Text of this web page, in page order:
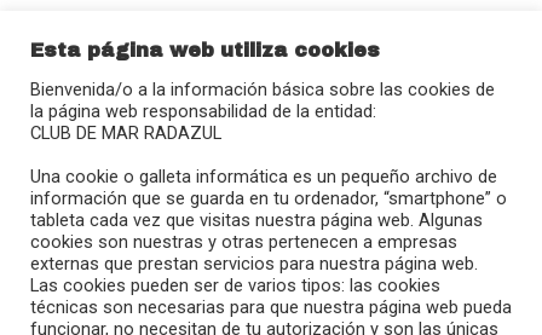
38109 – Radazul (El Rosario)
(+34) 922 680 908
radazul@clubmradazul.com
}
Esta página web utiliza cookies
Bienvenida/o a la información básica sobre las cookies de
la página web responsabilidad de la entidad:
CLUB DE MAR RADAZUL
Una cookie o galleta informática es un pequeño archivo de
información que se guarda en tu ordenador, “smartphone” o
tableta cada vez que visitas nuestra página web. Algunas
cookies son nuestras y otras pertenecen a empresas
externas que prestan servicios para nuestra página web.
Las cookies pueden ser de varios tipos: las cookies
técnicas son necesarias para que nuestra página web pueda
funcionar, no necesitan de tu autorización y son las únicas